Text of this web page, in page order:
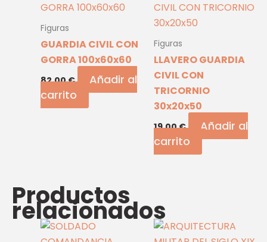
Figuras
GUARDIA CIVIL CON
GORRA 100x60x60
82,00€
Añadir al
carrito
Figuras
LLAVERO GUARDIA
CIVIL CON
TRICORNIO
30x20x50
19,00€
Añadir al
carrito
Productos
relacionados